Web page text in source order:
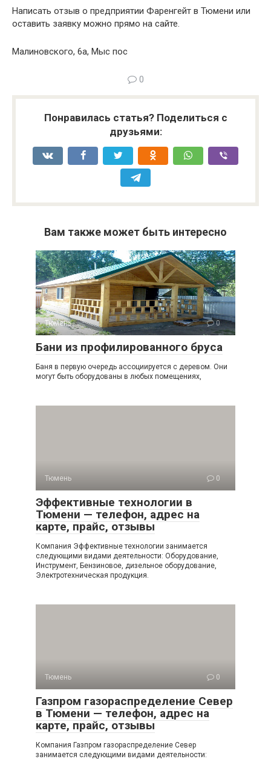
Написать отзыв о предприятии Фаренгейт в Тюмени или
оставить заявку можно прямо на сайте.
Малиновского, 6а, Мыс пос
0
Понравилась статья? Поделиться с
друзьями:
Вам также может быть интересно
Тюмень 0
Бани из профилированного бруса
Баня в первую очередь ассоциируется с деревом. Они
могут быть оборудованы в любых помещениях,
Тюмень 0
Эффективные технологии в
Тюмени — телефон, адрес на
карте, прайс, отзывы
Компания Эффективные технологии занимается
следующими видами деятельности: Оборудование,
Инструмент, Бензиновое, дизельное оборудование,
Электротехническая продукция.
Тюмень 0
Газпром газораспределение Север
в Тюмени — телефон, адрес на
карте, прайс, отзывы
Компания Газпром газораспределение Север
занимается следующими видами деятельности: